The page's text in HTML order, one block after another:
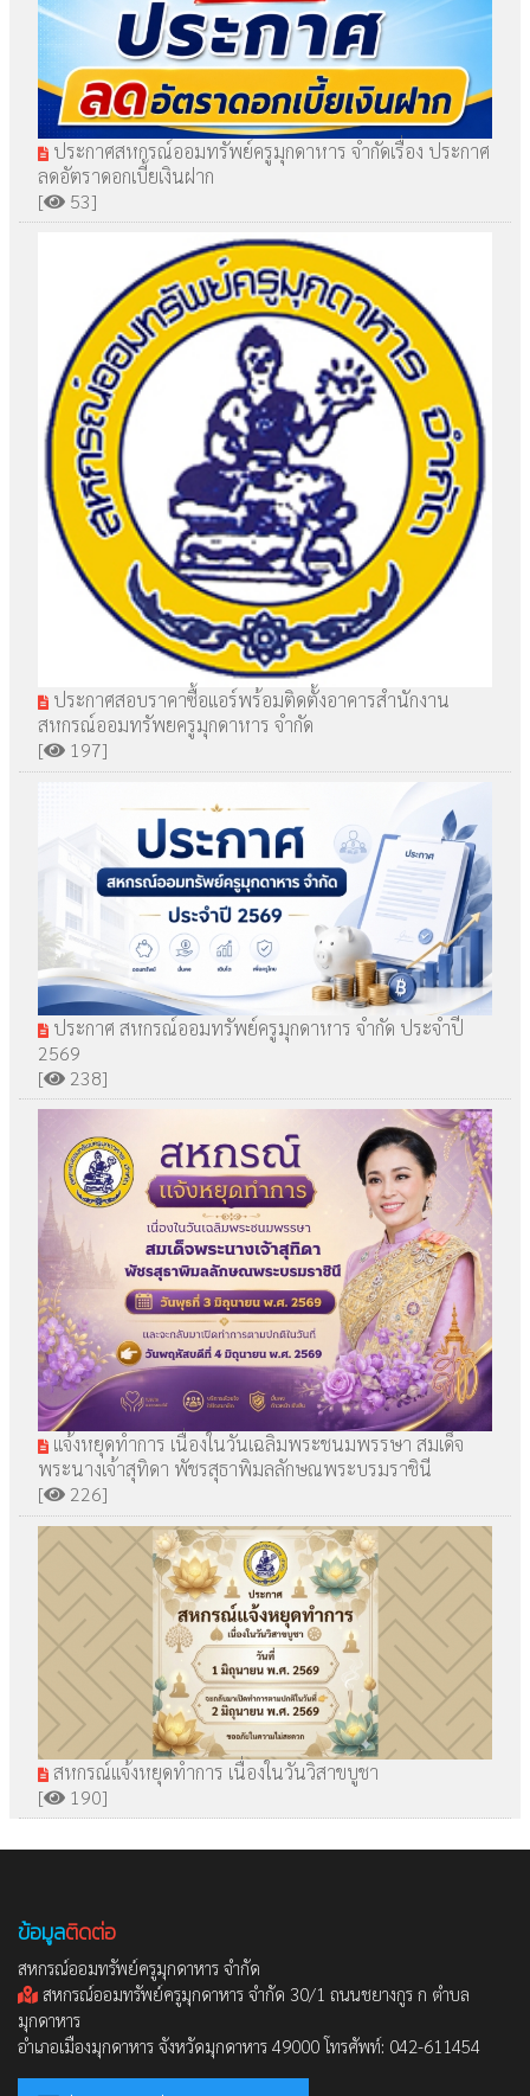
ประกาศสหกรณ์ออมทรัพย์ครูมุกดาหาร จำกัดเรื่อง ประกาศ
ลดอัตราดอกเบี้ยเงินฝาก
[
53]
ประกาศสอบราคาซื้อแอร์พร้อมติดตั้งอาคารสำนักงาน
สหกรณ์ออมทรัพยครูมุกดาหาร จำกัด
[
197]
ประกาศ สหกรณ์ออมทรัพย์ครูมุกดาหาร จำกัด ประจำปี
2569
[
238]
แจ้งหยุดทำการ เนื่องในวันเฉลิมพระชนมพรรษา สมเด็จ
พระนางเจ้าสุทิดา พัชรสุธาพิมลลักษณพระบรมราชินี
[
226]
สหกรณ์แจ้งหยุดทำการ เนื่องในวันวิสาขบูชา
[
190]
ข้อมูลติดต่อ
สหกรณ์ออมทรัพย์ครูมุกดาหาร จำกัด
สหกรณ์ออมทรัพย์ครูมุกดาหาร จำกัด 30/1 ถนนชยางกูร ก ตำบล
มุกดาหาร
อำเภอเมืองมุกดาหาร จังหวัดมุกดาหาร 49000 โทรศัพท์: 042-611454